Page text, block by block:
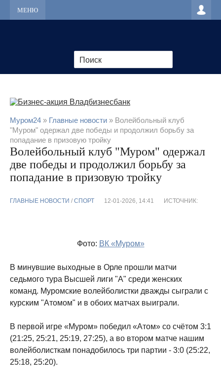
МЕНЮ
Муром24 » Главные новости » Волейбольный клуб
"Муром" одержал две победы и продолжил борьбу за
попадание в призовую тройку
Волейбольный клуб "Муром" одержал
две победы и продолжил борьбу за
попадание в призовую тройку
ГЛАВНЫЕ НОВОСТИ / CПОРТ 12-01-2026, 14:41 ИСТОЧНИК:
Фото: ВК «Муром»
В минувшие выходные в Орле прошли матчи
седьмого тура Высшей лиги "А" среди женских
команд. Муромские волейболистки дважды сыграли с
курским "Атомом" и в обоих матчах выиграли.
В первой игре «Муром» победил «Атом» со счётом 3:1
(21:25, 25:21, 25:19, 27:25), а во втором матче нашим
волейболисткам понадобилось три партии - 3:0 (25:22,
25:18, 25:20).